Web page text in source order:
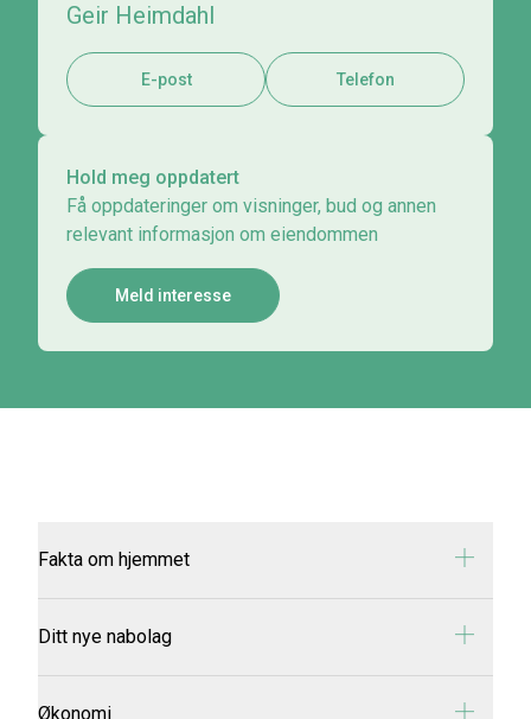
Geir Heimdahl
E-post Telefon
Hold meg oppdatert
Få oppdateringer om visninger, bud og annen
relevant informasjon om eiendommen
Meld interesse
Fakta om hjemmet
Adresse:
Vestsidevegen 2607
Oppragsnummer:
Prisantydning:kr 4 950 000
Ditt nye nabolag
Beliggenhet:
Økonomi